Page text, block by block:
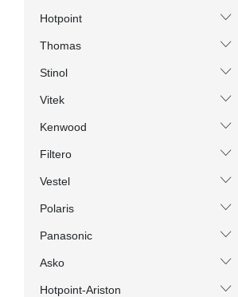
Hotpoint
Thomas
Stinol
Vitek
Kenwood
Filtero
Vestel
Polaris
Panasonic
Asko
Hotpoint-Ariston